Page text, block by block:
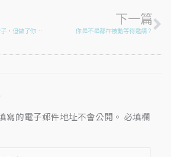
有些事不做你會想一輩子，但做了你可以講一輩子
下一篇
你是不是都在被動等待邀請？
寫的電子郵件地址不會公開。 必填欄